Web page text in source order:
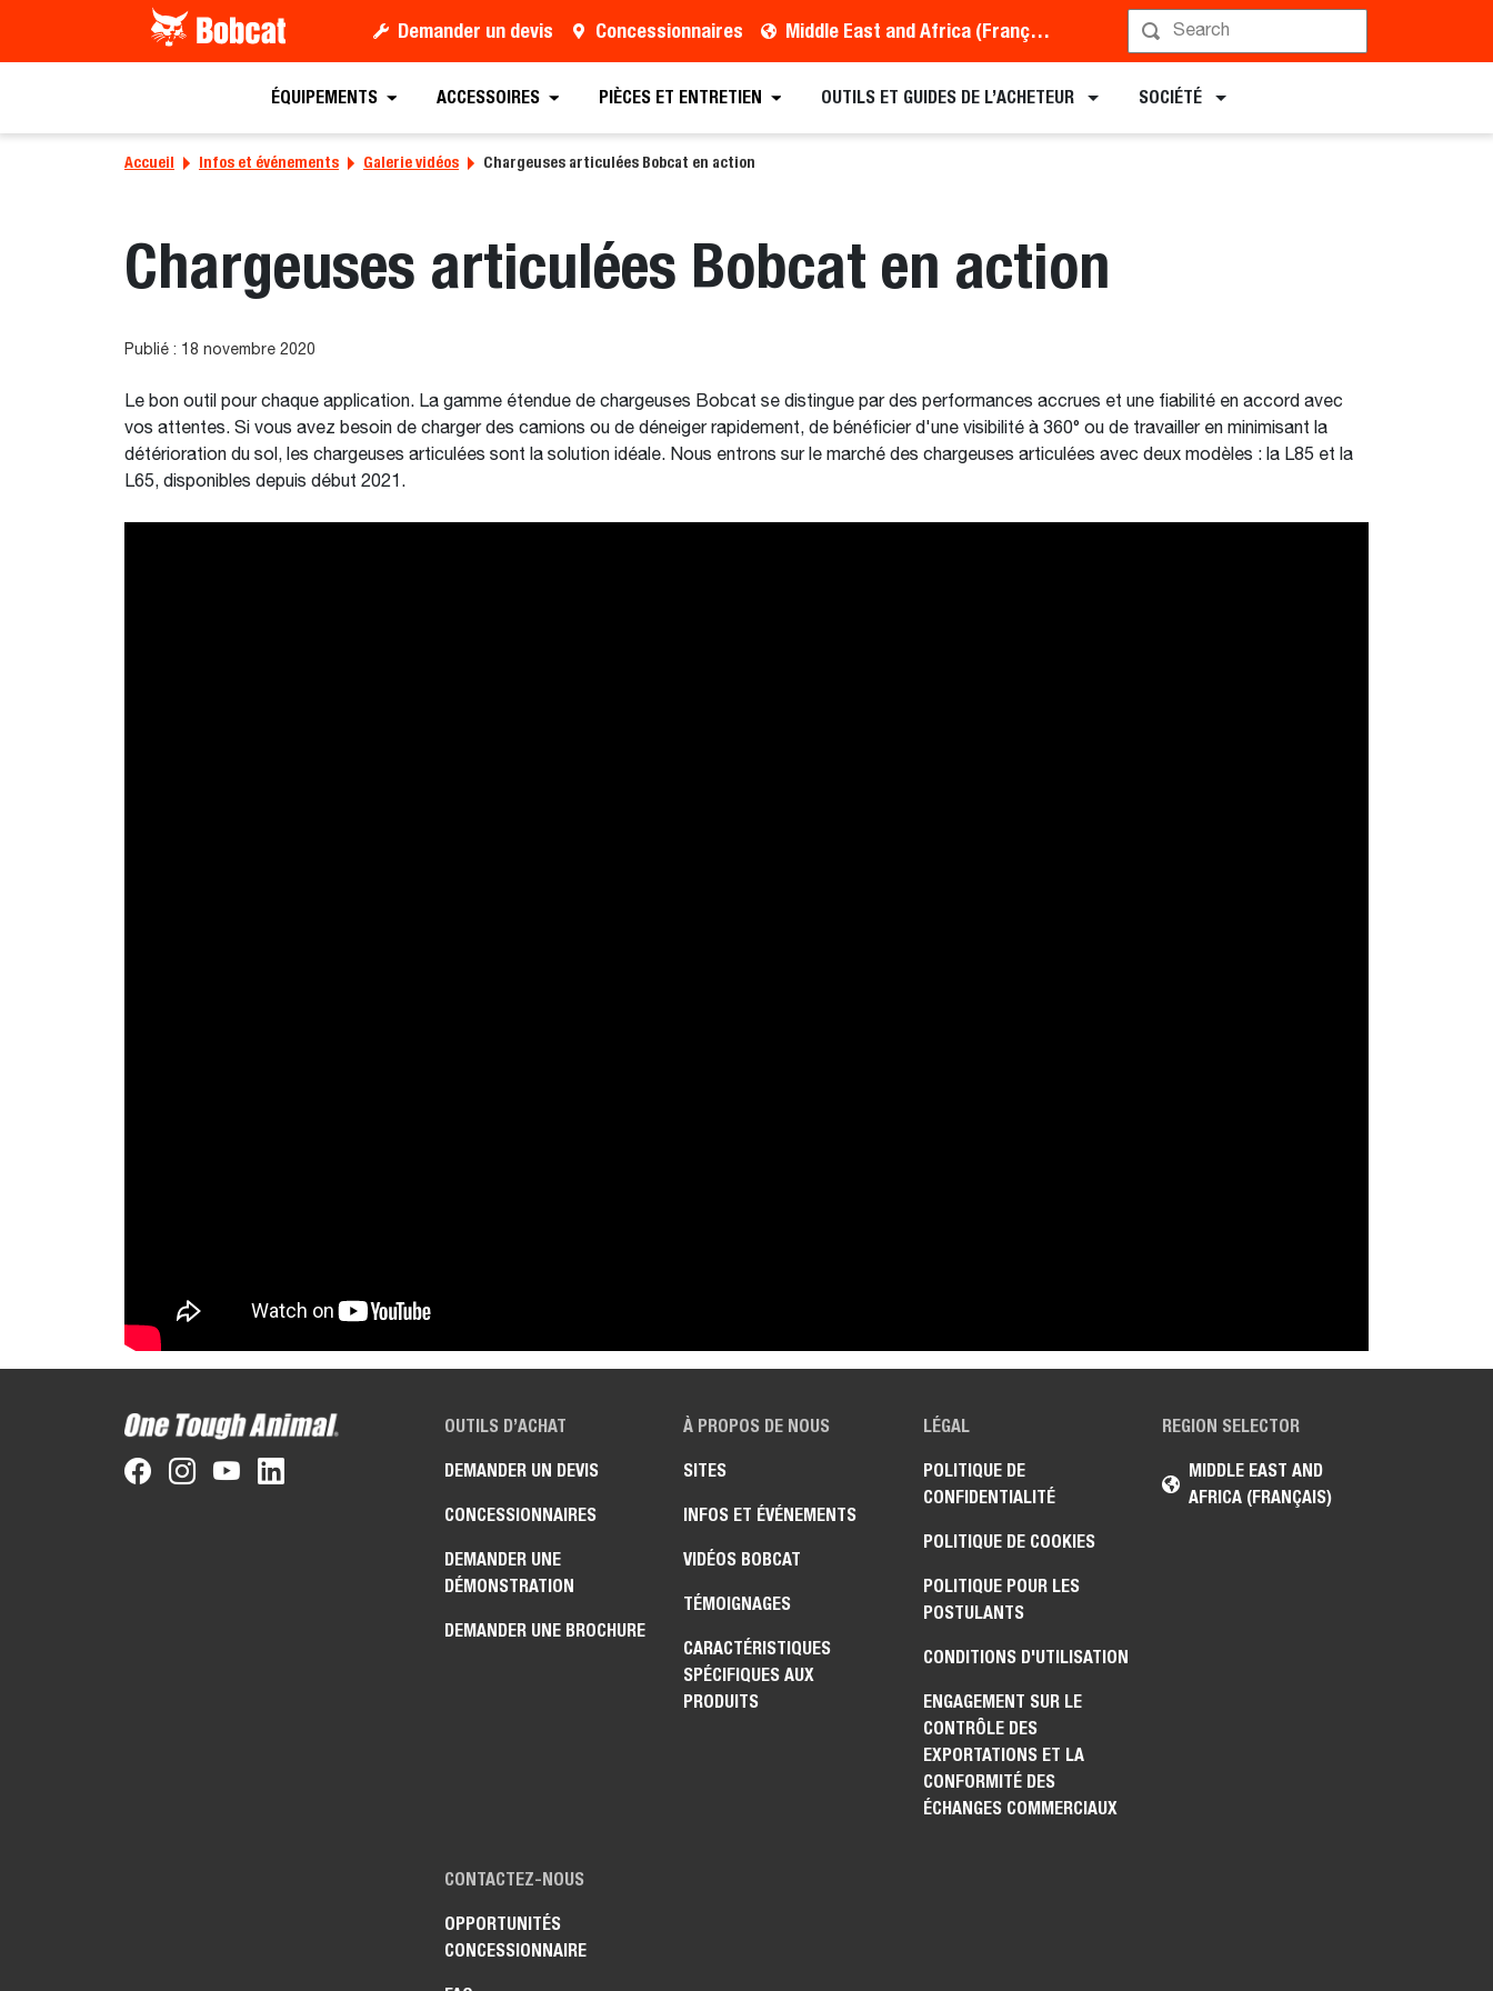
Demander un devis Concessionnaires Middle East and Africa (Français)
ÉQUIPEMENTS ACCESSOIRES PIÈCES ET ENTRETIEN OUTILS ET GUIDES DE L’ACHETEUR SOCIÉTÉ
Accueil Infos et événements Galerie vidéos Chargeuses articulées Bobcat en action
Chargeuses articulées Bobcat en action
Publié : 18 novembre 2020
Le bon outil pour chaque application. La gamme étendue de chargeuses Bobcat se distingue par des performances accrues et une fiabilité en accord avec
vos attentes. Si vous avez besoin de charger des camions ou de déneiger rapidement, de bénéficier d'une visibilité à 360° ou de travailler en minimisant la
détérioration du sol, les chargeuses articulées sont la solution idéale. Nous entrons sur le marché des chargeuses articulées avec deux modèles : la L85 et la
L65, disponibles depuis début 2021.
REGION SELECTOR
MIDDLE EAST AND
AFRICA (FRANÇAIS)
OUTILS D’ACHAT
DEMANDER UN DEVIS
CONCESSIONNAIRES
DEMANDER UNE
DÉMONSTRATION
DEMANDER UNE BROCHURE
À PROPOS DE NOUS
SITES
INFOS ET ÉVÉNEMENTS
VIDÉOS BOBCAT
TÉMOIGNAGES
CARACTÉRISTIQUES
SPÉCIFIQUES AUX
PRODUITS
LÉGAL
POLITIQUE DE
CONFIDENTIALITÉ
POLITIQUE DE COOKIES
POLITIQUE POUR LES
POSTULANTS
CONDITIONS D'UTILISATION
ENGAGEMENT SUR LE
CONTRÔLE DES
EXPORTATIONS ET LA
CONFORMITÉ DES
ÉCHANGES COMMERCIAUX
CONTACTEZ-NOUS
OPPORTUNITÉS
CONCESSIONNAIRE